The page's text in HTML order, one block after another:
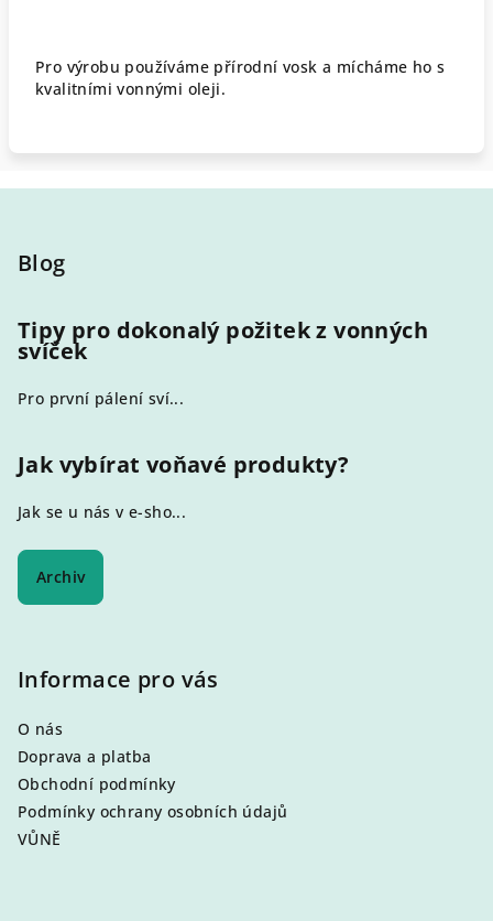
Pro výrobu používáme přírodní vosk a mícháme ho s
kvalitními vonnými oleji.
Blog
Tipy pro dokonalý požitek z vonných
svíček
Pro první pálení sví...
Jak vybírat voňavé produkty?
Jak se u nás v e-sho...
Archiv
Informace pro vás
O nás
Doprava a platba
Obchodní podmínky
Podmínky ochrany osobních údajů
VŮNĚ